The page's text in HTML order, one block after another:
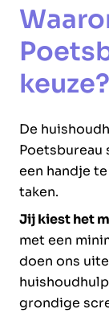
keuze?
De
Poetsbureau
een handje
taken.
Jij kiest het
met een
doen ons
grondige